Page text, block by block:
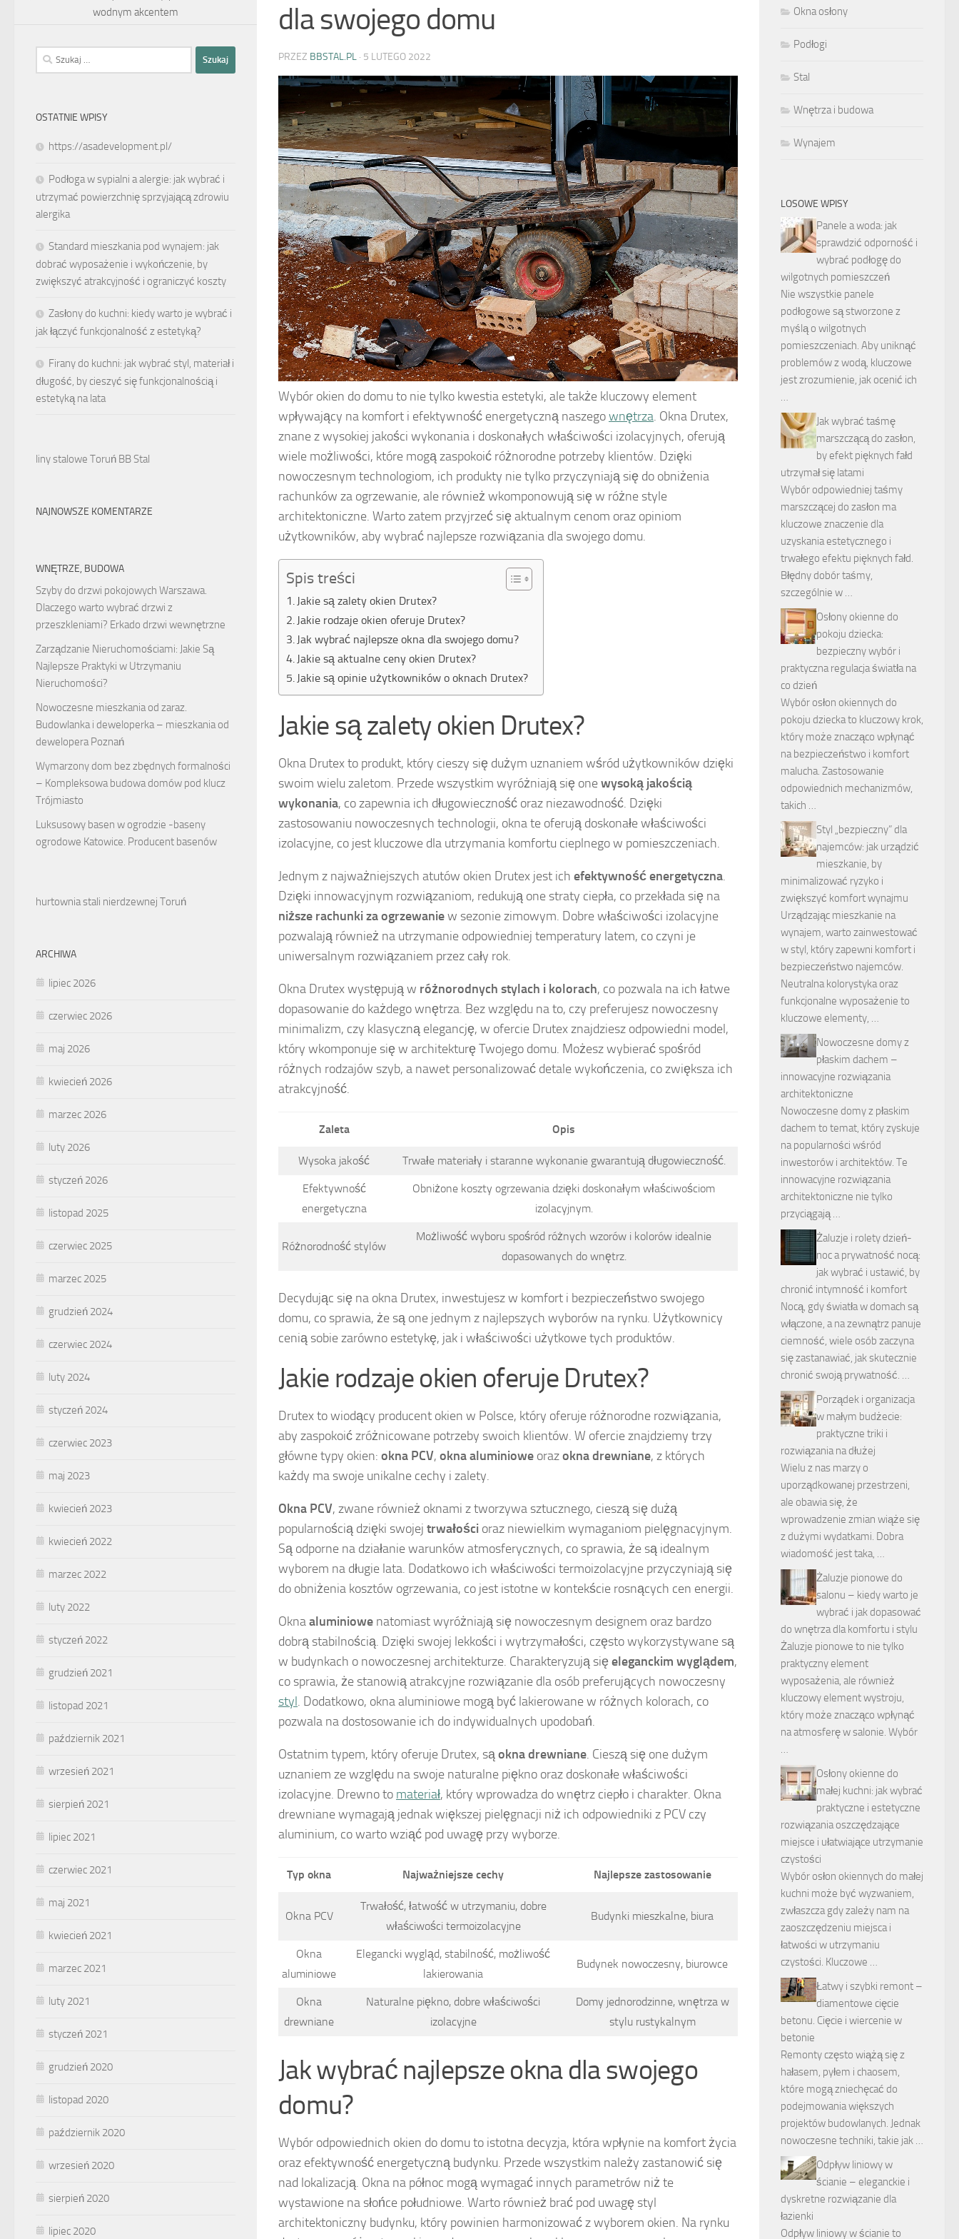
dla swojego domu
PRZEZ BBSTAL.PL · 5 LUTEGO 2022
Wybór okien do domu to nie tylko kwestia estetyki, ale także kluczowy element
wpływający na komfort i efektywność energetyczną naszegownętrza. Okna Drutex,
znane z wysokiej jakości wykonania i doskonałych właściwości izolacyjnych, oferują
wiele możliwości, które mogą zaspokoić różnorodne potrzeby klientów. Dzięki
nowoczesnym technologiom, ich produkty nie tylko przyczyniają się do obniżenia
rachunków za ogrzewanie, ale również wkomponowują się w różne style
architektoniczne. Warto zatem przyjrzeć się aktualnym cenom oraz opiniom
użytkowników, aby wybrać najlepsze rozwiązania dla swojego domu.
Spis treści
Jakie są zalety okien Drutex?
Jakie rodzaje okien oferuje Drutex?
Jak wybrać najlepsze okna dla swojego domu?
Jakie są aktualne ceny okien Drutex?
Jakie są opinie użytkowników o oknach Drutex?
Jakie są zalety okien Drutex?
Okna Drutex to produkt, który cieszy się dużym uznaniem wśród użytkowników dzięki
swoim wielu zaletom. Przede wszystkim wyróżniają się onewysoką jakością
wykonania, co zapewnia ich długowieczność oraz niezawodność. Dzięki
zastosowaniu nowoczesnych technologii, okna te oferują doskonałe właściwości
izolacyjne, co jest kluczowe dla utrzymania komfortu cieplnego w pomieszczeniach.
Jednym z najważniejszych atutów okien Drutex jest ich efektywność energetyczna.
Dzięki innowacyjnym rozwiązaniom, redukują one straty ciepła, co przekłada się na
niższe rachunki za ogrzewaniew sezonie zimowym. Dobre właściwości izolacyjne
pozwalają również na utrzymanie odpowiedniej temperatury latem, co czyni je
uniwersalnym rozwiązaniem przez cały rok.
Okna Drutex występują w różnorodnych stylach i kolorach, co pozwala na ich łatwe
dopasowanie do każdego wnętrza. Bez względu na to, czy preferujesz nowoczesny
minimalizm, czy klasyczną elegancję, w ofercie Drutex znajdziesz odpowiedni model,
który wkomponuje się w architekturę Twojego domu. Możesz wybierać spośród
różnych rodzajów szyb, a nawet personalizować detale wykończenia, co zwiększa ich
atrakcyjność.
Zaleta Opis
Wysoka jakość Trwałe materiały i staranne wykonanie gwarantują długowieczność.
Efektywność
energetyczna
Obniżone koszty ogrzewania dzięki doskonałym właściwościom
izolacyjnym.
Różnorodność stylów
Możliwość wyboru spośród różnych wzorów i kolorów idealnie
dopasowanych do wnętrz.
Decydując się na okna Drutex, inwestujesz w komfort i bezpieczeństwo swojego
domu, co sprawia, że są one jednym z najlepszych wyborów na rynku. Użytkownicy
cenią sobie zarówno estetykę, jak i właściwości użytkowe tych produktów.
Jakie rodzaje okien oferuje Drutex?
Drutex to wiodący producent okien w Polsce, który oferuje różnorodne rozwiązania,
aby zaspokoić zróżnicowane potrzeby swoich klientów. W ofercie znajdziemy trzy
główne typy okien: okna PCV, okna aluminiowe orazokna drewniane, z których
każdy ma swoje unikalne cechy i zalety.
Okna PCV, zwane również oknami z tworzywa sztucznego, cieszą się dużą
popularnością dzięki swojej trwałości oraz niewielkim wymaganiom pielęgnacyjnym.
Są odporne na działanie warunków atmosferycznych, co sprawia, że są idealnym
wyborem na długie lata. Dodatkowo ich właściwości termoizolacyjne przyczyniają się
do obniżenia kosztów ogrzewania, co jest istotne w kontekście rosnących cen energii.
Oknaaluminiowe natomiast wyróżniają się nowoczesnym designem oraz bardzo
dobrą stabilnością. Dzięki swojej lekkości i wytrzymałości, często wykorzystywane są
w budynkach o nowoczesnej architekturze. Charakteryzują sięeleganckim wyglądem,
co sprawia, że stanowią atrakcyjne rozwiązanie dla osób preferujących nowoczesny
styl. Dodatkowo, okna aluminiowe mogą być lakierowane w różnych kolorach, co
pozwala na dostosowanie ich do indywidualnych upodobań.
Ostatnim typem, który oferuje Drutex, sąokna drewniane. Cieszą się one dużym
uznaniem ze względu na swoje naturalne piękno oraz doskonałe właściwości
izolacyjne. Drewno to materiał, który wprowadza do wnętrz ciepło i charakter. Okna
drewniane wymagają jednak większej pielęgnacji niż ich odpowiedniki z PCV czy
aluminium, co warto wziąć pod uwagę przy wyborze.
Typ okna Najważniejsze cechy Najlepsze zastosowanie
Okna PCV
Trwałość, łatwość w utrzymaniu, dobre
właściwości termoizolacyjne
Budynki mieszkalne, biura
Okna
aluminiowe
Elegancki wygląd, stabilność, możliwość
lakierowania
Budynek nowoczesny, biurowce
Okna
drewniane
Naturalne piękno, dobre właściwości
izolacyjne
Domy jednorodzinne, wnętrza w
stylu rustykalnym
Jak wybrać najlepsze okna dla swojego
domu?
Wybór odpowiednich okien do domu to istotna decyzja, która wpłynie na komfort życia
oraz efektywność energetyczną budynku. Przede wszystkim należy zastanowić się
nad lokalizacją. Okna na północ mogą wymagać innych parametrów niż te
wystawione na słońce południowe. Warto również brać pod uwagę styl
architektoniczny budynku, który powinien harmonizować z wyborem okien. Na rynku
wodnym akcentem
Szukaj:
OSTATNIE WPISY
https://asadevelopment.pl/
Podłoga w sypialni a alergie: jak wybrać i
utrzymać powierzchnię sprzyjającą zdrowiu
alergika
Standard mieszkania pod wynajem: jak
dobrać wyposażenie i wykończenie, by
zwiększyć atrakcyjność i ograniczyć koszty
Zasłony do kuchni: kiedy warto je wybrać i
jak łączyć funkcjonalność z estetyką?
Firany do kuchni: jak wybrać styl, materiał i
długość, by cieszyć się funkcjonalnością i
estetyką na lata
liny stalowe Toruń BB Stal
NAJNOWSZE KOMENTARZE
WNĘTRZE, BUDOWA
Szyby do drzwi pokojowych Warszawa.
Dlaczego warto wybrać drzwi z
przeszkleniami? Erkado drzwi wewnętrzne
Zarządzanie Nieruchomościami: Jakie Są
Najlepsze Praktyki w Utrzymaniu
Nieruchomości?
Nowoczesne mieszkania od zaraz.
Budowlanka i deweloperka – mieszkania od
dewelopera Poznań
Wymarzony dom bez zbędnych formalności
– Kompleksowa budowa domów pod klucz
Trójmiasto
Luksusowy basen w ogrodzie -baseny
ogrodowe Katowice. Producent basenów
hurtownia stali nierdzewnej Toruń
ARCHIWA
lipiec 2026
czerwiec 2026
maj 2026
kwiecień 2026
marzec 2026
luty 2026
styczeń 2026
listopad 2025
czerwiec 2025
marzec 2025
grudzień 2024
czerwiec 2024
luty 2024
styczeń 2024
czerwiec 2023
maj 2023
kwiecień 2023
kwiecień 2022
marzec 2022
luty 2022
styczeń 2022
grudzień 2021
listopad 2021
październik 2021
wrzesień 2021
sierpień 2021
lipiec 2021
czerwiec 2021
maj 2021
kwiecień 2021
marzec 2021
luty 2021
styczeń 2021
grudzień 2020
listopad 2020
październik 2020
wrzesień 2020
sierpień 2020
lipiec 2020
Okna osłony
Podłogi
Stal
Wnętrza i budowa
Wynajem
LOSOWE WPISY
Panele a woda: jak
sprawdzić odporność i
wybrać podłogę do
wilgotnych pomieszczeń
Nie wszystkie panele
podłogowe są stworzone z
myślą o wilgotnych
pomieszczeniach. Aby uniknąć
problemów z wodą, kluczowe
jest zrozumienie, jak ocenić ich
…
Jak wybrać taśmę
marszczącą do zasłon,
by efekt pięknych fałd
utrzymał się latami
Wybór odpowiedniej taśmy
marszczącej do zasłon ma
kluczowe znaczenie dla
uzyskania estetycznego i
trwałego efektu pięknych fałd.
Błędny dobór taśmy,
szczególnie w …
Osłony okienne do
pokoju dziecka:
bezpieczny wybór i
praktyczna regulacja światła na
co dzień
Wybór osłon okiennych do
pokoju dziecka to kluczowy krok,
który może znacząco wpłynąć
na bezpieczeństwo i komfort
malucha. Zastosowanie
odpowiednich mechanizmów,
takich …
Styl „bezpieczny” dla
najemców: jak urządzić
mieszkanie, by
minimalizować ryzyko i
zwiększyć komfort wynajmu
Urządzając mieszkanie na
wynajem, warto zainwestować
w styl, który zapewni komfort i
bezpieczeństwo najemców.
Neutralna kolorystyka oraz
funkcjonalne wyposażenie to
kluczowe elementy, …
Nowoczesne domy z
płaskim dachem –
innowacyjne rozwiązania
architektoniczne
Nowoczesne domy z płaskim
dachem to temat, który zyskuje
na popularności wśród
inwestorów i architektów. Te
innowacyjne rozwiązania
architektoniczne nie tylko
przyciągają …
Żaluzje i rolety dzień-
noc a prywatność nocą:
jak wybrać i ustawić, by
chronić intymność i komfort
Nocą, gdy światła w domach są
włączone, a na zewnątrz panuje
ciemność, wiele osób zaczyna
się zastanawiać, jak skutecznie
chronić swoją prywatność. …
Porządek i organizacja
w małym budżecie:
praktyczne triki i
rozwiązania na dłużej
Wielu z nas marzy o
uporządkowanej przestrzeni,
ale obawia się, że
wprowadzenie zmian wiąże się
z dużymi wydatkami. Dobra
wiadomość jest taka, …
Żaluzje pionowe do
salonu – kiedy warto je
wybrać i jak dopasować
do wnętrza dla komfortu i stylu
Żaluzje pionowe to nie tylko
praktyczny element
wyposażenia, ale również
kluczowy element wystroju,
który może znacząco wpłynąć
na atmosferę w salonie. Wybór
…
Osłony okienne do
małej kuchni: jak wybrać
praktyczne i estetyczne
rozwiązania oszczędzające
miejsce i ułatwiające utrzymanie
czystości
Wybór osłon okiennych do małej
kuchni może być wyzwaniem,
zwłaszcza gdy zależy nam na
zaoszczędzeniu miejsca i
łatwości w utrzymaniu
czystości. Kluczowe …
Łatwy i szybki remont –
diamentowe cięcie
betonu. Cięcie i wiercenie w
betonie
Remonty często wiążą się z
hałasem, pyłem i chaosem,
które mogą zniechęcać do
podejmowania większych
projektów budowlanych. Jednak
nowoczesne techniki, takie jak …
Odpływ liniowy w
ścianie – eleganckie i
dyskretne rozwiązanie dla
łazienki
Odpływ liniowy w ścianie to